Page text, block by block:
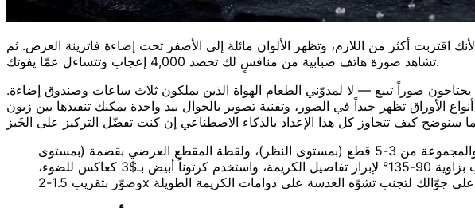
اقتربت أكثر من اللازم، وتظهر الألوان مائلة إلى الأصفر تحت إضاءة فاترينة العرض. ثم
تشاهد صورة هاتف ضبابية من منافسٍ لك تحصد 4,000 إعجاب وتتساءل عمّا يفوتك.
صوراً تبيع — لا لمدوّني الطعام الهواة الذين يملكون ثلاث ساعات وصندوق إضاءة.
تظهر جيداً في الصور، وتقنية تصوير بالجوال بيد واحدة يمكنك تنفيذها بين زبون
اللقطات الأربع التي يحتاجها كل مشروع كب كيك هي: لقطة البطل المفردة (بزاوية 3/4)، والمجموعة من 3-5 قطع (بمستوى النظر)، ولقطة المقطع العرضي بقضمة (بمستوى
النظر، بسكين مسنّن حاد)، واللقطة العلوية لاثنتي عشرة قطعة (من 90° فوق رأسك تماماً). أضئ من الجانب بزاوية 90-135° لإبراز تفاصيل الكريمة، واستخدم كرتوناً أبيض بـ$3 كعاكس للضوء،